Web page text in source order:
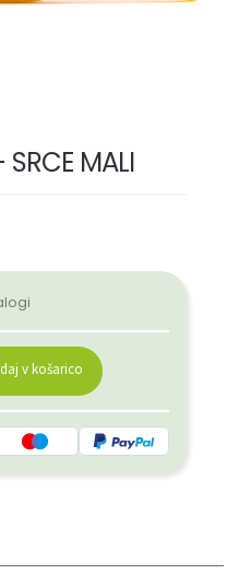
MALI
v košarico